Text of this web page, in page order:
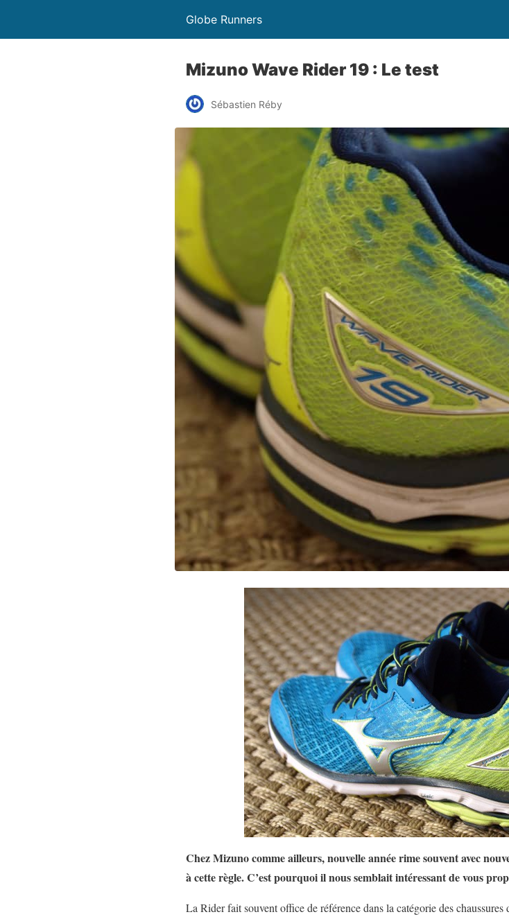
Globe Runners
Mizuno Wave Rider 19 : Le test
Sébastien Réby
Chez Mizuno comme ailleurs, nouvelle année rime souvent avec
à cette règle. C’est pourquoi il nous semblait intéressant de vous
La Rider fait souvent office de référence dans la catégorie des